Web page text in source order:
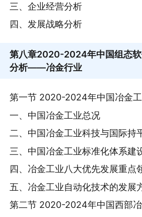
三、企业经营分析
四、发展战略分析
第八章2020-2024年中国组态
分析——冶金行业
第一节 2020-2024年中国冶金
一、中国冶金工业总况
二、中国冶金工业科技与国际持
三、中国冶金工业标准化体系建
四、冶金工业八大优先发展重点
五、冶金工业自动化技术的发展
第二节 2020-2024年中国西部